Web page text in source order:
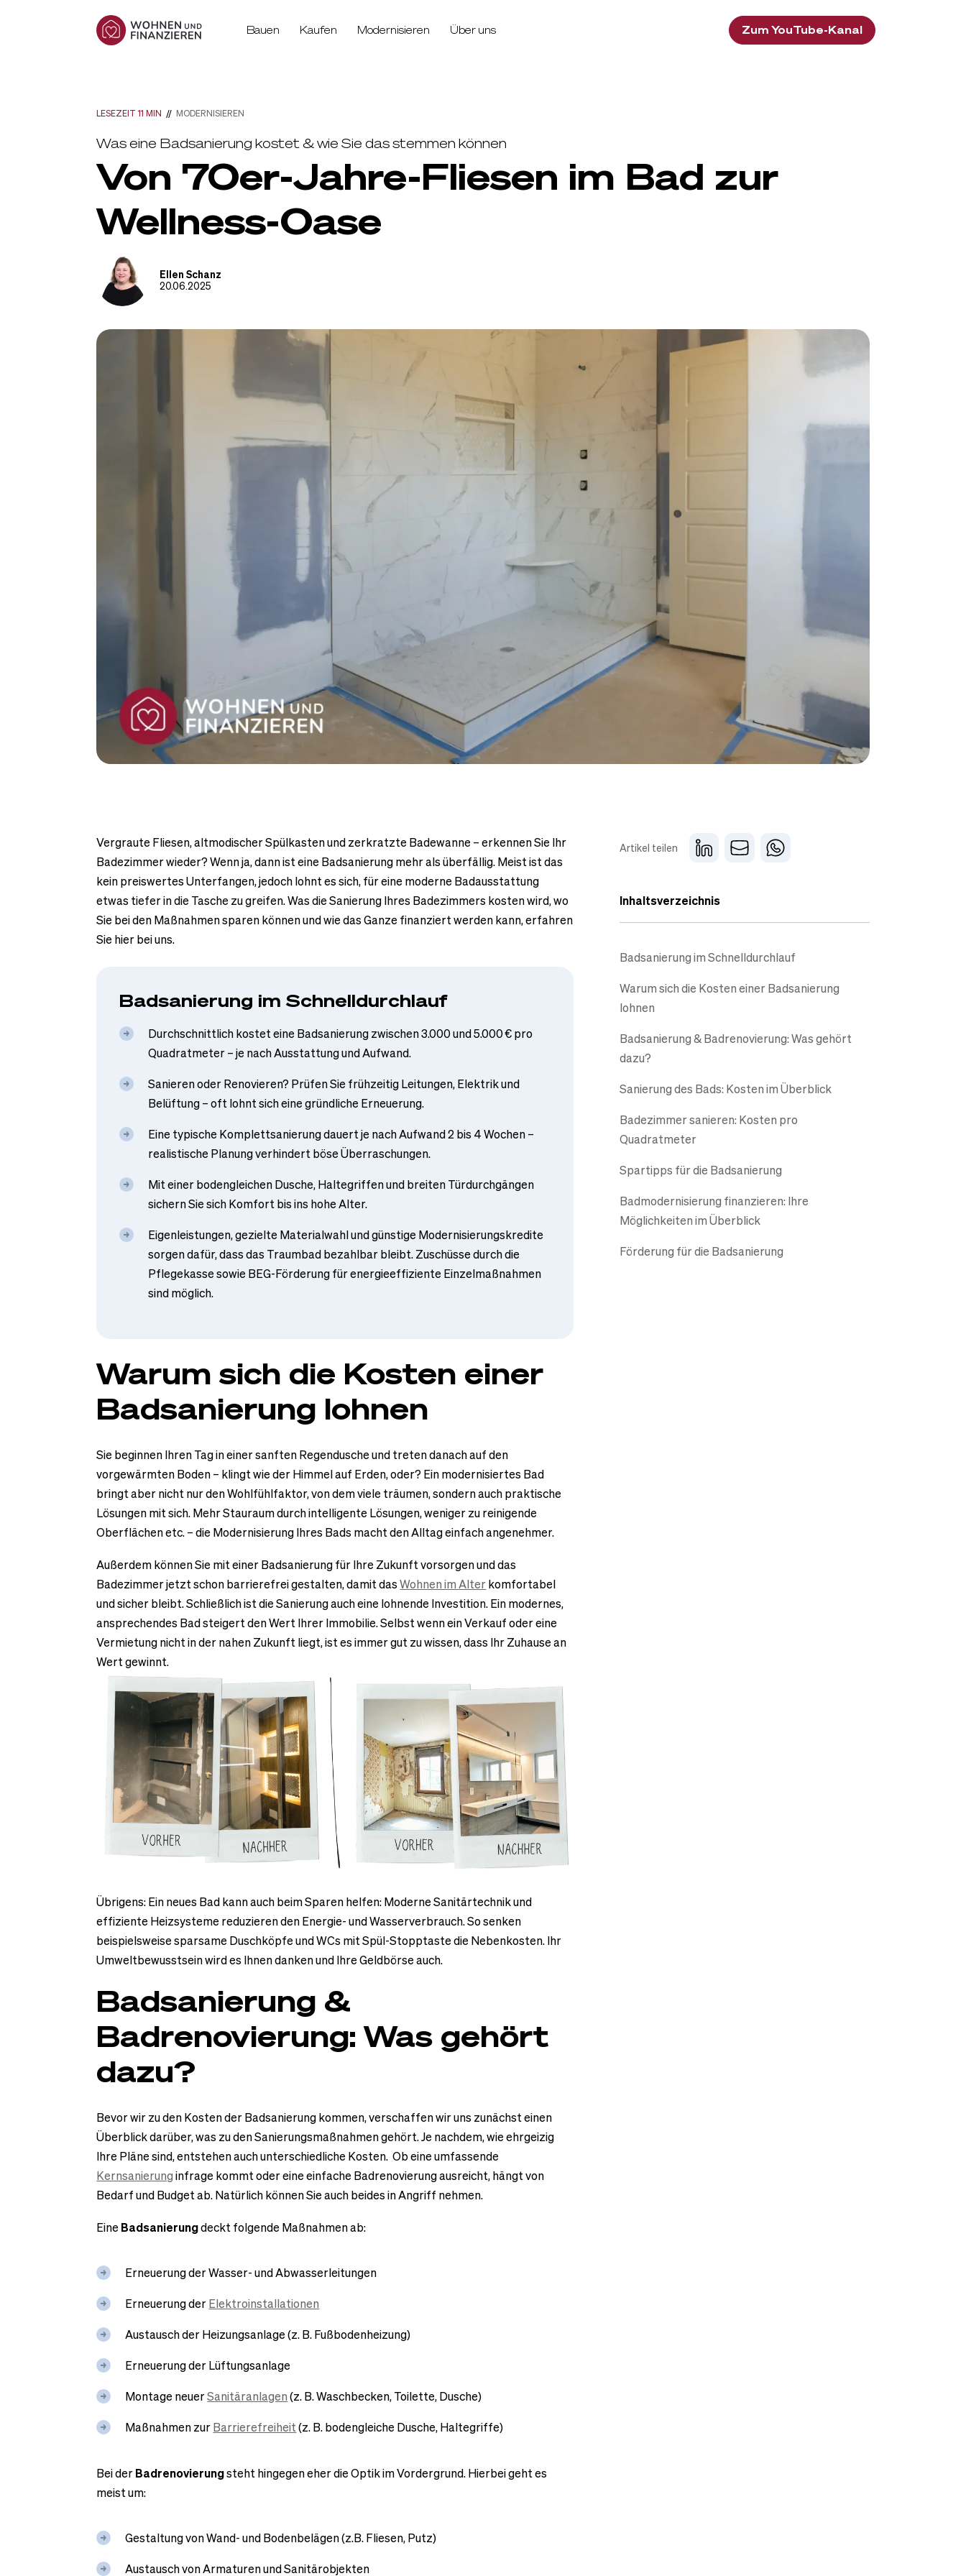
Bauen Kaufen Modernisieren Über uns Zum YouTube-Kanal
LESEZEIT 11 MIN // MODERNISIEREN
Was eine Badsanierung kostet & wie Sie das stemmen können
Von 70er-Jahre-Fliesen im Bad zur
Wellness-Oase
Ellen Schanz
20.06.2025
Artikel teilen
Inhaltsverzeichnis
Badsanierung im Schnelldurchlauf
Warum sich die Kosten einer Badsanierung
lohnen
Badsanierung & Badrenovierung: Was gehört
dazu?
Sanierung des Bads: Kosten im Überblick
Badezimmer sanieren: Kosten pro
Quadratmeter
Spartipps für die Badsanierung
Badmodernisierung finanzieren: Ihre
Möglichkeiten im Überblick
Förderung für die Badsanierung
Vergraute Fliesen, altmodischer Spülkasten und zerkratzte Badewanne – erkennen Sie Ihr
Badezimmer wieder? Wenn ja, dann ist eine Badsanierung mehr als überfällig. Meist ist das
kein preiswertes Unterfangen, jedoch lohnt es sich, für eine moderne Badausstattung
etwas tiefer in die Tasche zu greifen. Was die Sanierung Ihres Badezimmers kosten wird, wo
Sie bei den Maßnahmen sparen können und wie das Ganze finanziert werden kann, erfahren
Sie hier bei uns.
Badsanierung im Schnelldurchlauf
Durchschnittlich kostet eine Badsanierung zwischen 3.000 und 5.000 € pro
Quadratmeter – je nach Ausstattung und Aufwand.
Sanieren oder Renovieren? Prüfen Sie frühzeitig Leitungen, Elektrik und
Belüftung – oft lohnt sich eine gründliche Erneuerung.
Eine typische Komplettsanierung dauert je nach Aufwand 2 bis 4 Wochen –
realistische Planung verhindert böse Überraschungen.
Mit einer bodengleichen Dusche, Haltegriffen und breiten Türdurchgängen
sichern Sie sich Komfort bis ins hohe Alter.
Eigenleistungen, gezielte Materialwahl und günstige Modernisierungskredite
sorgen dafür, dass das Traumbad bezahlbar bleibt. Zuschüsse durch die
Pflegekasse sowie BEG-Förderung für energieeffiziente Einzelmaßnahmen
sind möglich.
Warum sich die Kosten einer
Badsanierung lohnen
Sie beginnen Ihren Tag in einer sanften Regendusche und treten danach auf den
vorgewärmten Boden – klingt wie der Himmel auf Erden, oder? Ein modernisiertes Bad
bringt aber nicht nur den Wohlfühlfaktor, von dem viele träumen, sondern auch praktische
Lösungen mit sich. Mehr Stauraum durch intelligente Lösungen, weniger zu reinigende
Oberflächen etc. – die Modernisierung Ihres Bads macht den Alltag einfach angenehmer.
Außerdem können Sie mit einer Badsanierung für Ihre Zukunft vorsorgen und das
Badezimmer jetzt schon barrierefrei gestalten, damit dasWohnen im Alterkomfortabel
und sicher bleibt. Schließlich ist die Sanierung auch eine lohnende Investition. Ein modernes,
ansprechendes Bad steigert den Wert Ihrer Immobilie. Selbst wenn ein Verkauf oder eine
Vermietung nicht in der nahen Zukunft liegt, ist es immer gut zu wissen, dass Ihr Zuhause an
Wert gewinnt.
Übrigens: Ein neues Bad kann auch beim Sparen helfen: Moderne Sanitärtechnik und
effiziente Heizsysteme reduzieren den Energie- und Wasserverbrauch. So senken
beispielsweise sparsame Duschköpfe und WCs mit Spül-Stopptaste die Nebenkosten. Ihr
Umweltbewusstsein wird es Ihnen danken und Ihre Geldbörse auch.
Badsanierung &
Badrenovierung: Was gehört
dazu?
Bevor wir zu den Kosten der Badsanierung kommen, verschaffen wir uns zunächst einen
Überblick darüber, was zu den Sanierungsmaßnahmen gehört. Je nachdem, wie ehrgeizig
Ihre Pläne sind, entstehen auch unterschiedliche Kosten. Ob eine umfassende
Kernsanierunginfrage kommt oder eine einfache Badrenovierung ausreicht, hängt von
Bedarf und Budget ab. Natürlich können Sie auch beides in Angriff nehmen.
Eine Badsanierungdeckt folgende Maßnahmen ab:
Erneuerung der Wasser- und Abwasserleitungen
Erneuerung derElektroinstallationen
Austausch der Heizungsanlage (z. B. Fußbodenheizung)
Erneuerung der Lüftungsanlage
Montage neuerSanitäranlagen(z. B. Waschbecken, Toilette, Dusche)
Maßnahmen zurBarrierefreiheit(z. B. bodengleiche Dusche, Haltegriffe)
Bei derBadrenovierungsteht hingegen eher die Optik im Vordergrund. Hierbei geht es
meist um:
Gestaltung von Wand- und Bodenbelägen (z.B. Fliesen, Putz)
Austausch von Armaturen und Sanitärobjekten